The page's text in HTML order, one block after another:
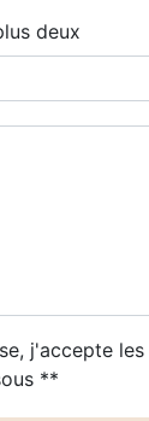
deux
j'accepte
**